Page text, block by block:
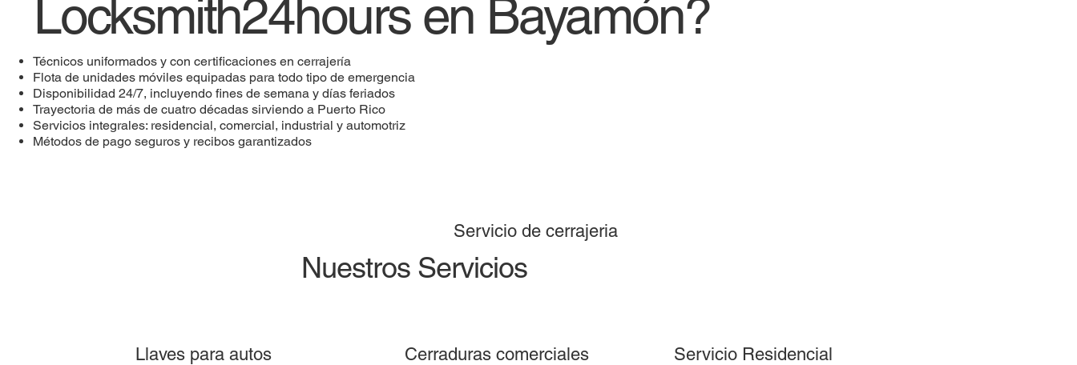
Locksmith24hours en Bayamón?
Técnicos uniformados y con certificaciones en cerrajería
Flota de unidades móviles equipadas para todo tipo de emergencia
Disponibilidad 24/7, incluyendo fines de semana y días feriados
Trayectoria de más de cuatro décadas sirviendo a Puerto Rico
Servicios integrales: residencial, comercial, industrial y automotriz
Métodos de pago seguros y recibos garantizados
Nuestros Servicios
Servicio de cerrajeria
Llaves para autos Cerraduras comerciales Servicio Residencial